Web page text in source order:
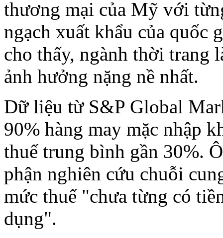
thương mại của Mỹ với
ngạch xuất khẩu của quốc
cho thấy, ngành thời trang
ảnh hưởng nặng nề nhất.
Dữ liệu từ S&P Global
90% hàng may mặc nhập
thuế trung bình gần 30%.
phận nghiên cứu chuỗi
mức thuế "chưa từng có
dụng".